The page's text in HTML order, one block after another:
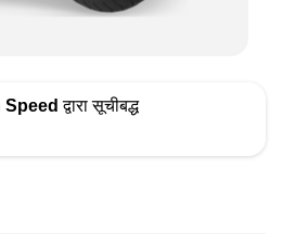
Speed द्वारा सूचीबद्ध